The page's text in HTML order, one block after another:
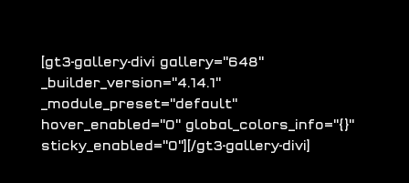
[gt3-gallery-divi gallery="648"
_builder_version="4.14.1"
_module_preset="default"
hover_enabled="0" global_colors_info="{}"
sticky_enabled="0"][/gt3-gallery-divi]